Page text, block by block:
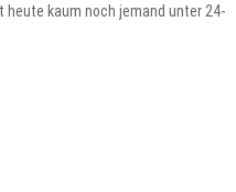
kaum noch jemand unter 24-